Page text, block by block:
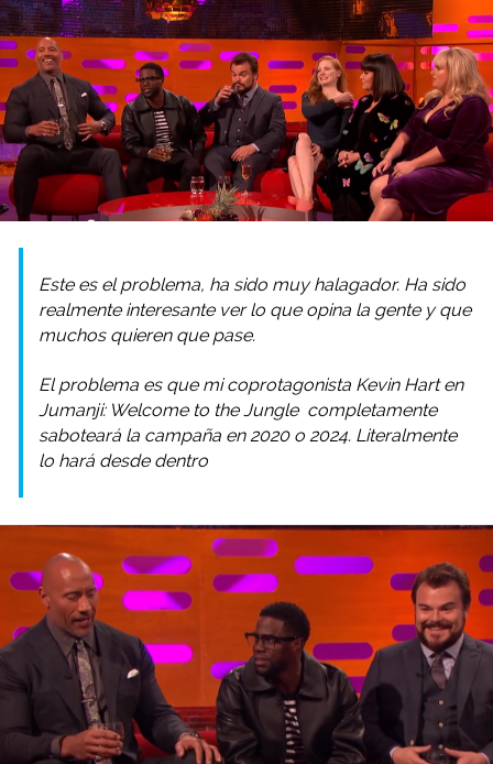
Este es el problema, ha sido muy halagador. Ha sido
realmente interesante ver lo que opina la gente y que
muchos quieren que pase.
El problema es que mi coprotagonista Kevin Hart en
Jumanji: Welcome to the Jungle completamente
saboteará la campaña en 2020 o 2024. Literalmente
lo hará desde dentro